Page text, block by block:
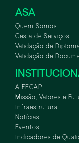
ASA
Quem Somos
Cesta de Serviços
Validação de
Validação de
A FECAP
Missão, Valores e
Infraestrutura
Notícias
Eventos
Indicadores de